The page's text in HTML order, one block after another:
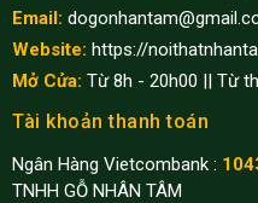
Email:
Website: https://
Mở Cửa: Từ 8h - 20h00 || Từ
Tài khoản thanh toán
Ngân Hàng Vietcombank :
TNHH GỖ NHÂN TÂM